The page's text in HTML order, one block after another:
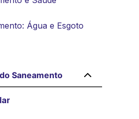
Água e Esgoto
Saneamento